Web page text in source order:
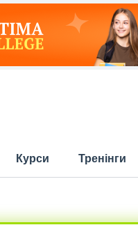
Курси Тренінги